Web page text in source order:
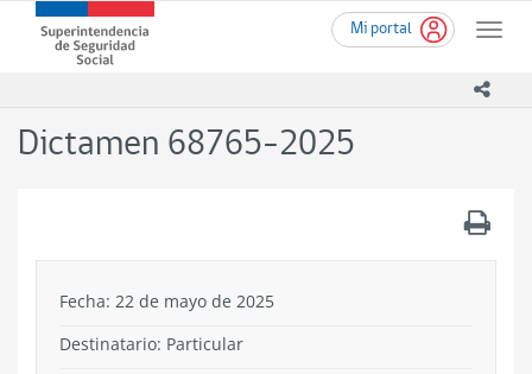
contenido
Mi portal
Toggle
Superintendencia
de
-
Dictamen 68765-2025
Fecha: 22 de mayo de 2025
Destinatario: Particular